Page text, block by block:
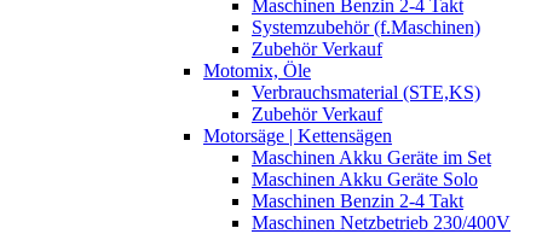
Maschinen Benzin 2-4 Takt
Systemzubehör (f.Maschinen)
Zubehör Verkauf
Motomix, Öle
Verbrauchsmaterial (STE,KS)
Zubehör Verkauf
Motorsäge | Kettensägen
Maschinen Akku Geräte im Set
Maschinen Akku Geräte Solo
Maschinen Benzin 2-4 Takt
Maschinen Netzbetrieb 230/400V